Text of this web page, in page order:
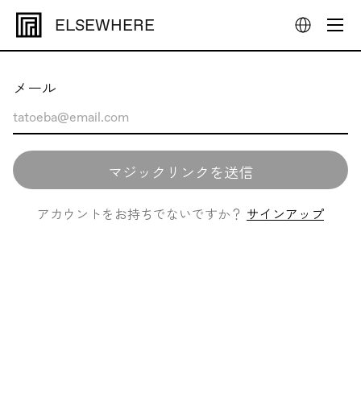
ELSEWHERE
メール
マジックリンクを送信
アカウントをお持ちでないですか？ サインアップ